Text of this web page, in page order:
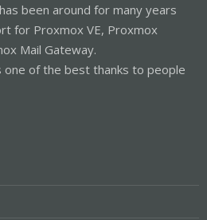
been around for many years
for Proxmox VE, Proxmox
Mail Gateway.
one of the best thanks to people